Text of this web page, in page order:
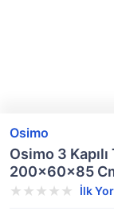
Osimo
Osimo 3
200x60x85
İlk